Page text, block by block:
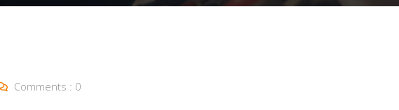
Comments : 0